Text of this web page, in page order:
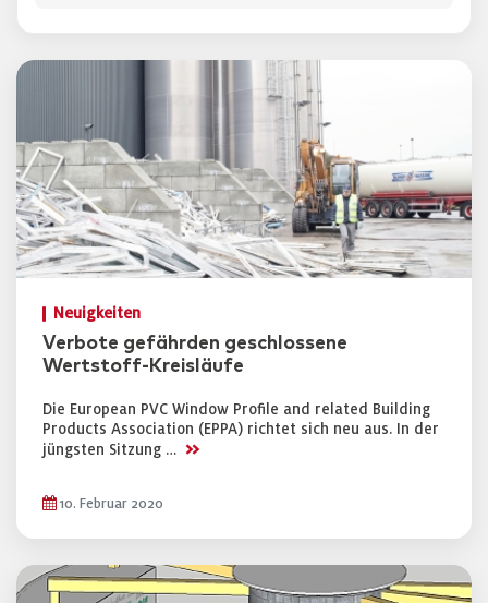
Neuigkeiten
Verbote gefährden geschlossene
Wertstoff-Kreisläufe
Die European PVC Window Profile and related Building
Products Association (EPPA) richtet sich neu aus. In der
jüngsten Sitzung … >>
10. Februar 2020